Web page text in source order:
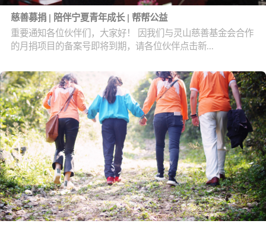
慈善募捐 | 陪伴宁夏青年成长 | 帮帮公益
重要通知各位伙伴们，大家好！ 因我们与灵山慈善基金会合作
的月捐项目的备案号即将到期，请各位伙伴点击新...